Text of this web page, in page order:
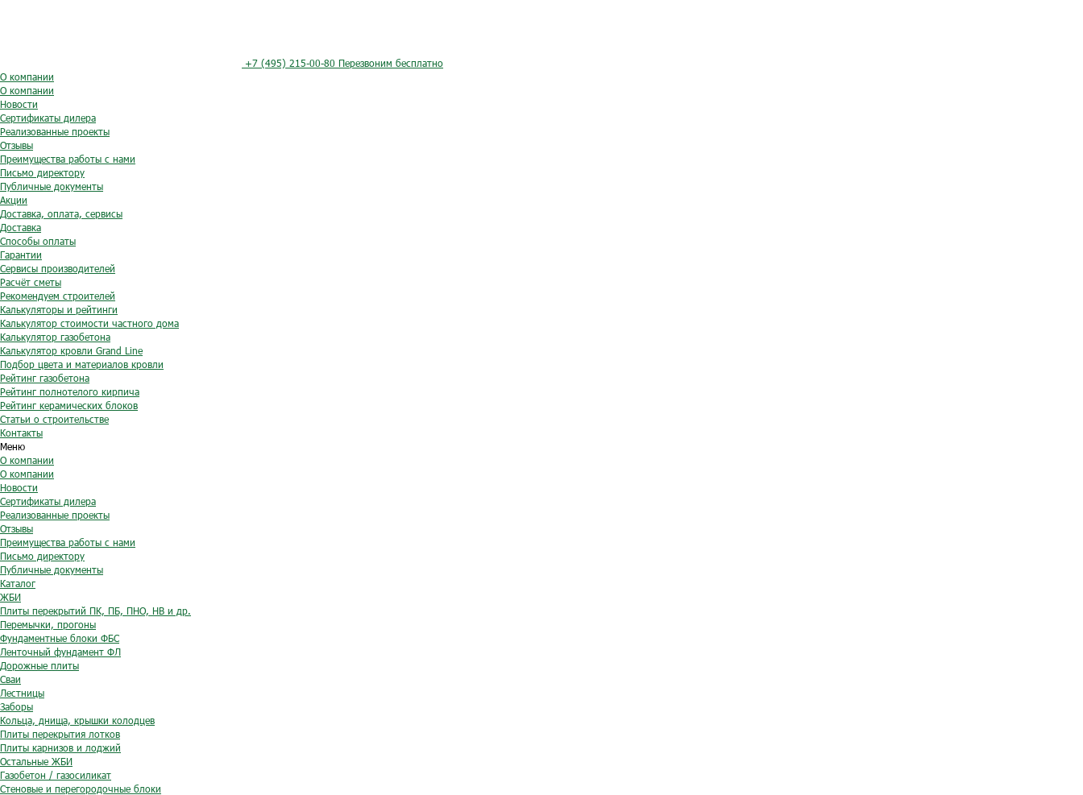
+7 (495) 215-00-80 Перезвоним бесплатно
О компании
О компании
Новости
Сертификаты дилера
Реализованные проекты
Отзывы
Преимущества работы с нами
Письмо директору
Публичные документы
Акции
Доставка, оплата, сервисы
Доставка
Способы оплаты
Гарантии
Сервисы производителей
Расчёт сметы
Рекомендуем строителей
Калькуляторы и рейтинги
Калькулятор стоимости частного дома
Калькулятор газобетона
Калькулятор кровли Grand Line
Подбор цвета и материалов кровли
Рейтинг газобетона
Рейтинг полнотелого кирпича
Рейтинг керамических блоков
Статьи о строительстве
Контакты
Меню
О компании
О компании
Новости
Сертификаты дилера
Реализованные проекты
Отзывы
Преимущества работы с нами
Письмо директору
Публичные документы
Каталог
ЖБИ
Плиты перекрытий ПК, ПБ, ПНО, НВ и др.
Перемычки, прогоны
Фундаментные блоки ФБС
Ленточный фундамент ФЛ
Дорожные плиты
Сваи
Лестницы
Заборы
Кольца, днища, крышки колодцев
Плиты перекрытия лотков
Плиты карнизов и лоджий
Остальные ЖБИ
Газобетон / газосиликат
Стеновые и перегородочные блоки